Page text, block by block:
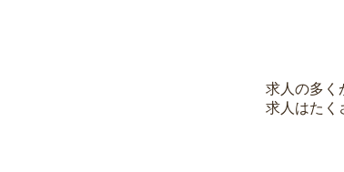
求人の多く
求人はたく